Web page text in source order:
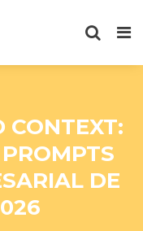
CONTEXT:
DE